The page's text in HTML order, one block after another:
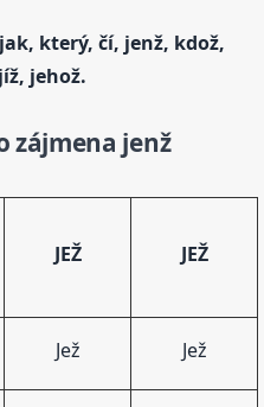
který, čí, jenž, kdož,
jehož.
zájmena jenž
JEŽ JEŽ
Jež Jež